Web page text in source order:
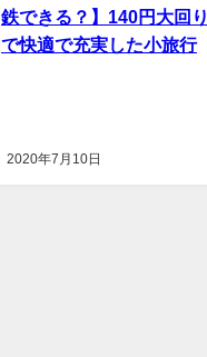
鉄できる？】140円大回り
で快適で充実した小旅行
2020年7月10日